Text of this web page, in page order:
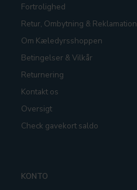
Fortrolighed
Retur, Ombytning & Reklamation
Om Kæledyrsshoppen
Betingelser & Vilkår
Returnering
Kontakt os
Oversigt
Check gavekort saldo
KONTO